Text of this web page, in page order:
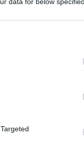
την
να
απαιτητικό
τις
Ο
θεωρώ πως